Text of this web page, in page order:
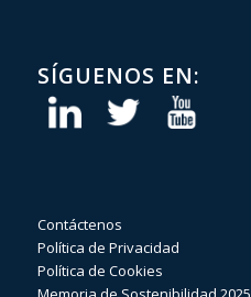
SÍGUENOS EN:
Contáctenos
Política de Privacidad
Política de Cookies